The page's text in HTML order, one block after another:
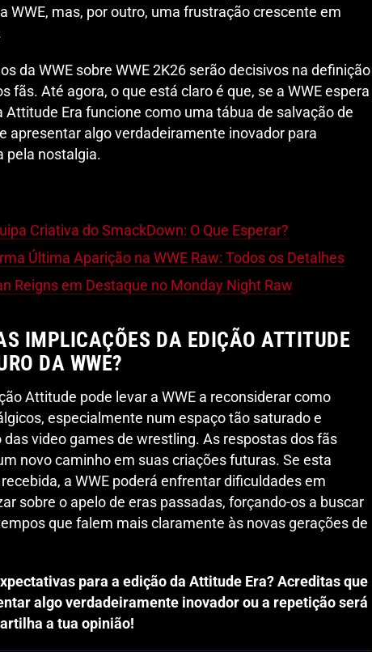
WWE, mas, por outro, uma frustração crescente em
da WWE sobre WWE 2K26 serão decisivos na definição
fãs. Até agora, o que está claro é que, se a WWE espera
Attitude Era funcione como uma tábua de salvação de
apresentar algo verdadeiramente inovador para
pela nostalgia.
Criativa do SmackDown: O Que Esperar?
Última Aparição na WWE Raw: Todos os Detalhes
Reigns em Destaque no Monday Night Raw
IMPLICAÇÕES DA EDIÇÃO ATTITUDE
DA WWE?
Attitude pode levar a WWE a reconsiderar como
especialmente num espaço tão saturado e
video games de wrestling. As respostas dos fãs
novo caminho em suas criações futuras. Se esta
a WWE poderá enfrentar dificuldades em
sobre o apelo de eras passadas, forçando-os a buscar
que falem mais claramente às novas gerações de
para a edição da Attitude Era? Acreditas que
algo verdadeiramente inovador ou a repetição será
a tua opinião!